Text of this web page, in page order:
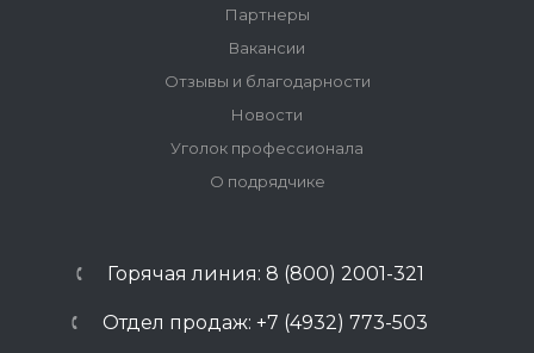
Партнеры
Вакансии
Отзывы и благодарности
Новости
Уголок профессионала
О подрядчике
Горячая линия: 8 (800) 2001-321
Отдел продаж: +7 (4932) 773-503